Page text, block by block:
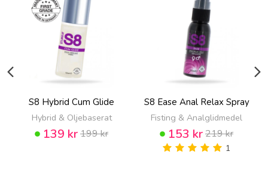
S8 Hybrid Cum Glide
Hybrid & Oljebaserat
139 kr199 kr
S8 Ease Anal Relax Spray
Fisting & Analglidmedel
153 kr219 kr
1